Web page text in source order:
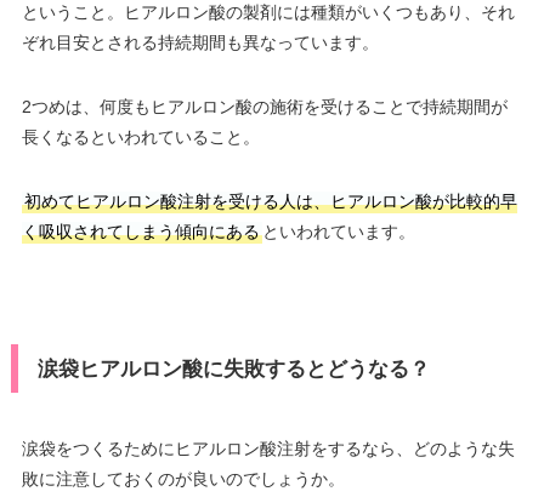
ということ。ヒアルロン酸の製剤には種類がいくつもあり、それ
ぞれ目安とされる持続期間も異なっています。
2つめは、何度もヒアルロン酸の施術を受けることで持続期間が
長くなるといわれていること。
初めてヒアルロン酸注射を受ける人は、ヒアルロン酸が比較的早
く吸収されてしまう傾向にあるといわれています。
涙袋ヒアルロン酸に失敗するとどうなる？
涙袋をつくるためにヒアルロン酸注射をするなら、どのような失
敗に注意しておくのが良いのでしょうか。